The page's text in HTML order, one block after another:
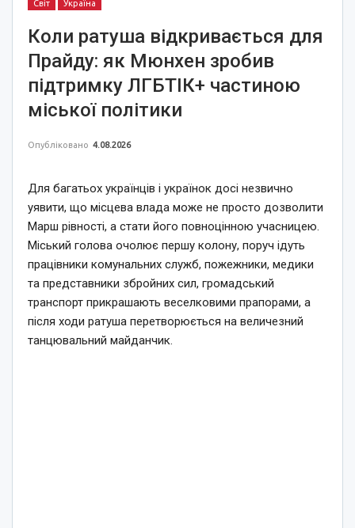
Світ Україна
Коли ратуша відкривається для
Прайду: як Мюнхен зробив
підтримку ЛГБТІК+ частиною
міської політики
Опубліковано 4.08.2026
Для багатьох українців і українок досі незвично
уявити, що місцева влада може не просто дозволити
Марш рівності, а стати його повноцінною учасницею.
Міський голова очолює першу колону, поруч ідуть
працівники комунальних служб, пожежники, медики
та представники збройних сил, громадський
транспорт прикрашають веселковими прапорами, а
після ходи ратуша перетворюється на величезний
танцювальний майданчик.